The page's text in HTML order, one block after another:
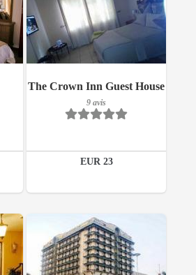
The Crown Inn Guest House
9 avis
EUR 23
9 avis
Détails